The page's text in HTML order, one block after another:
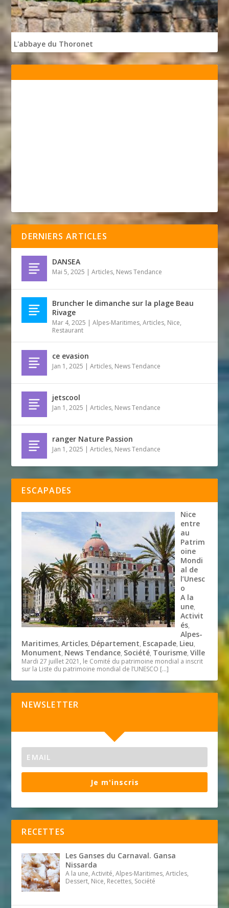
L'abbaye du Thoronet
DERNIERS ARTICLES
DANSEA
Mai 5, 2025 |Articles, News Tendance
Bruncher le dimanche sur la plage Beau
Rivage
Mar 4, 2025 |Alpes-Maritimes,Articles, Nice,
Restaurant
ce evasion
Jan 1, 2025 |Articles, News Tendance
jetscool
Jan 1, 2025 |Articles, News Tendance
ranger Nature Passion
Jan 1, 2025 |Articles, News Tendance
ESCAPADES
Nice
entre
au
Patrim
oine
Mondi
al de
l’Unesc
o
A la
une,
Activit
és,
Alpes-
Maritimes,Articles, Département, Escapade, Lieu,
Monument, News Tendance, Société, Tourisme,Ville
Mardi 27 juillet 2021, le Comité du patrimoine mondial a inscrit
sur la Liste du patrimoine mondial de l’UNESCO […]
NEWSLETTER
Je m'inscris
RECETTES
Les Ganses du Carnaval. Gansa
Nissarda
A la une, Activité, Alpes-Maritimes, Articles,
Dessert, Nice, Recettes, Société